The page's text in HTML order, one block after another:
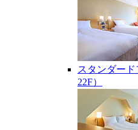
スタンダー
22F）